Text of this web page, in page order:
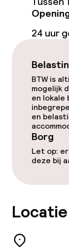
24 uur
BTW is
mogelijk
en lokale
en
Borg
Let op:
deze bij
Locatie